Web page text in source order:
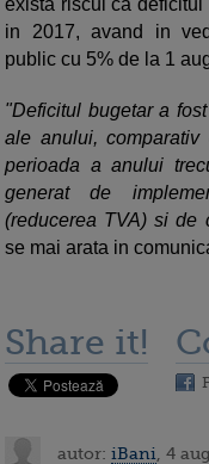
exista riscul ca
in 2017, avand in
public cu 5% de la 1
"Deficitul bugetar a
ale anului,
perioada a anului
generat de
(reducerea TVA) si de
se mai arata in
Share it!
autor: iBani , 4